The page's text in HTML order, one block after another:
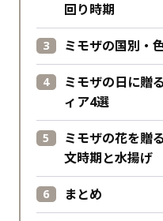
回り時期
ミモザの国別・
ミモザの日に贈
ィア4選
ミモザの花を贈
文時期と水揚げ
まとめ